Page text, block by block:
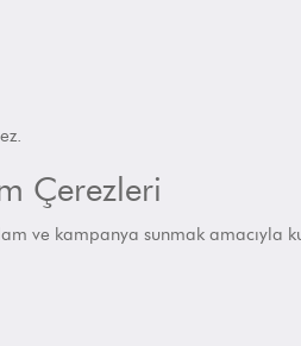
.
Çerezleri
ve kampanya sunmak amacıyla